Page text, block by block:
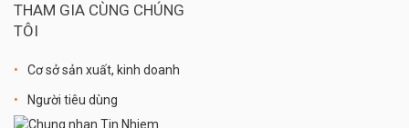
THAM GIA CÙNG CHÚNG
TÔI
Cơ sở sản xuất, kinh doanh
Người tiêu dùng